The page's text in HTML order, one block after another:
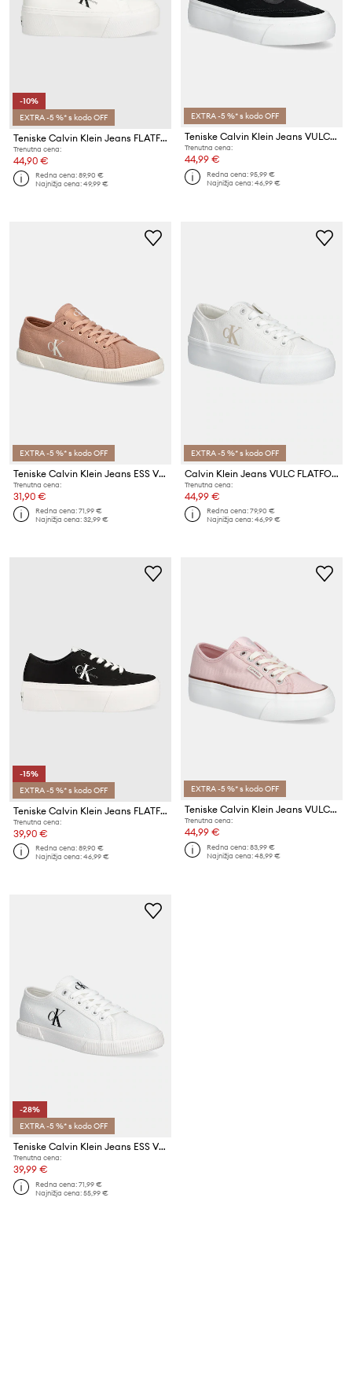
-10%
EXTRA -5 %* s kodo OFF
Teniske Calvin Klein Jeans FLATFORM+ CUPSOLE LOW TXT
Trenutna cena:
44,90 €
Redna cena:89,90 €
Najnižja cena:49,99 €
EXTRA -5 %* s kodo OFF
Teniske Calvin Klein Jeans VULC FLATFORM LOW CV MIX MG
Trenutna cena:
44,99 €
Redna cena:95,99 €
Najnižja cena:46,99 €
EXTRA -5 %* s kodo OFF
Teniske Calvin Klein Jeans ESS VULC LOW CV MG WN
Trenutna cena:
31,90 €
Redna cena:71,99 €
Najnižja cena:32,99 €
EXTRA -5 %* s kodo OFF
Calvin Klein Jeans VULC FLATFORM LOW CV MG ženske teniske
Trenutna cena:
44,99 €
Redna cena:79,90 €
Najnižja cena:46,99 €
-15%
EXTRA -5 %* s kodo OFF
Teniske Calvin Klein Jeans FLATFORM+ CUPSOLE LOW TXT
Trenutna cena:
39,90 €
Redna cena:89,90 €
Najnižja cena:46,99 €
EXTRA -5 %* s kodo OFF
Teniske Calvin Klein Jeans VULC FLATFORM CTN LOGO TAG
Trenutna cena:
44,99 €
Redna cena:83,99 €
Najnižja cena:48,99 €
-28%
EXTRA -5 %* s kodo OFF
Teniske Calvin Klein Jeans ESS VULC LOW CV MG WN
Trenutna cena:
39,99 €
Redna cena:71,99 €
Najnižja cena:55,99 €